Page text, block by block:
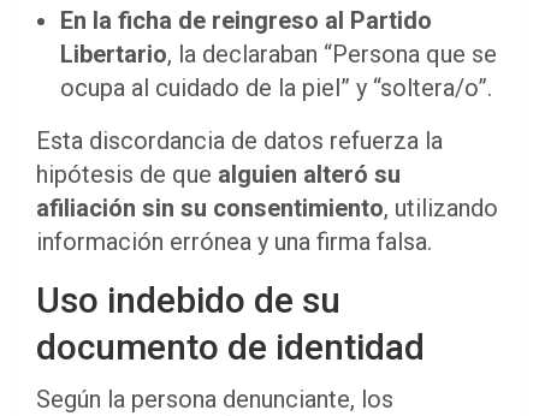
En la ficha de reingreso al Partido
Libertario, la declaraban “Persona que se
ocupa al cuidado de la piel” y “soltera/o”.
Esta discordancia de datos refuerza la
hipótesis de que alguien alteró su
afiliación sin su consentimiento, utilizando
información errónea y una firma falsa.
Uso indebido de su
documento de identidad
Según la persona denunciante, los